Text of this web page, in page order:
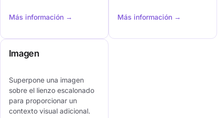
Más información → Más información →
Imagen
Superpone una imagen
sobre el lienzo escalonado
para proporcionar un
contexto visual adicional.